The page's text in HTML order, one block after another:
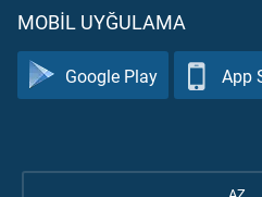
MOBIL UYĞULAMA
Google Play App